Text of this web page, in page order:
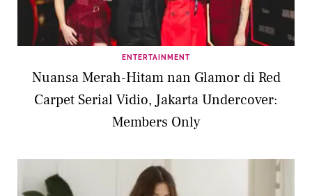
ENTERTAINMENT
Nuansa Merah-Hitam nan Glamor di Red
Carpet Serial Vidio, Jakarta Undercover:
Members Only